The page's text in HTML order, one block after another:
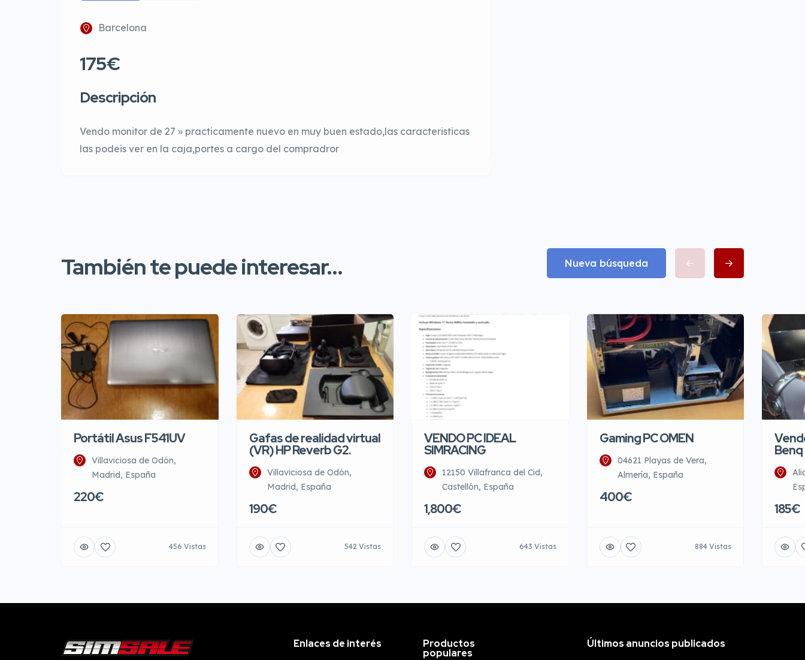
Barcelona
175€
Descripción
Vendo monitor de 27 » practicamente nuevo en muy buen estado,las caracteristicas
las podeis ver en la caja,portes a cargo del compradror
También te puede interesar... Nueva búsqueda
Portátil Asus F541UV
Villaviciosa de Odón,
Madrid, España
220€
456 Vistas
Gafas de realidad virtual
(VR) HP Reverb G2.
Villaviciosa de Odón,
Madrid, España
190€
542 Vistas
VENDO PC IDEAL
SIMRACING
12150 Villafranca del Cid,
Castellón, España
1,800€
643 Vistas
Gaming PC OMEN
04621 Playas de Vera,
Almería, España
400€
884 Vistas
185€
Enlaces de interés Productos
populares
Últimos anuncios publicados